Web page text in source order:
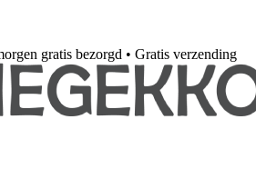
gratis bezorgd • Gratis verzending